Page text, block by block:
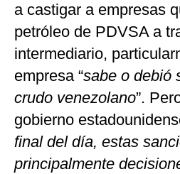
a castigar a empresas
petróleo de PDVSA a
intermediario,
empresa “sabe o debió
crudo venezolano”.
gobierno
final del día, estas
principalmente